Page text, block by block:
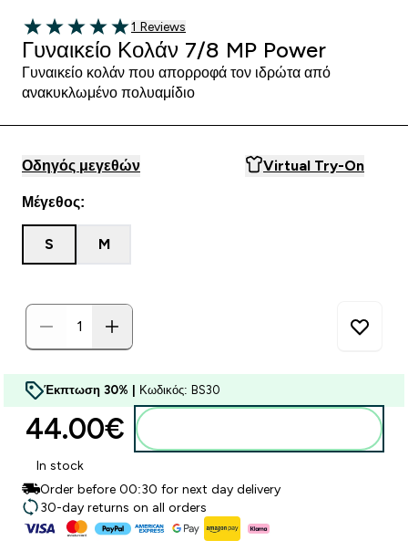
5 out of 5 stars
1 customer reviews
1 Reviews
Γυναικείο Κολάν 7/8 MP Power
Γυναικείο κολάν που απορροφά τον ιδρώτα από
ανακυκλωμένο πολυαμίδιο
Οδηγός μεγεθών Virtual Try-On
Μέγεθος:
S M
Έκπτωση 30% | Κωδικός: BS30
44.00€‎
In stock
Order before 00:30 for next day delivery
30-day returns on all orders